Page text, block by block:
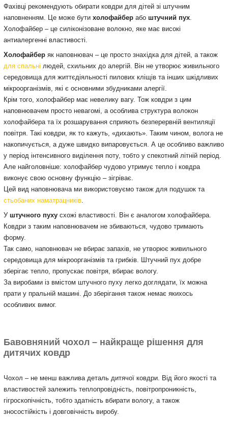
Фахівці рекомендують обирати ковдри для дітей зі штучним
наповненням. Це може бутихолофайберабо штучний пух.
Холофайбер – це силіконізоване волокно, яке має високі
антиалергенні властивості.
Холофайберяк наповнювач – це просто знахідка для дітей, а також
для спальні людей, схильних до алергій. Він не утворює живильного
середовища для життєдіяльності пилових кліщів та інших шкідливих
мікроорганізмів, які є основними збудниками алергії.
Крім того, холофайбер має невелику вагу. Тож ковдри з цим
наповнювачем просто невагомі, а особлива структура волокон
холофайбера та їх розшарування сприяють безперервній вентиляції
повітря. Такі ковдри, як то кажуть, «дихають». Таким чином, волога не
накопичується, а дуже швидко випаровується. А це особливо важливо
у період інтенсивного виділення поту, тобто у спекотний літній період.
Але найголовніше: холофайбер чудово утримує тепло і ковдра
виконує свою основну функцію – зігріває.
Цей вид наповнювача ми використовуємо також для подушок та
стьобаних наматрацників.
У штучного пухусхожі властивості. Він є аналогом холофайбера.
Ковдри з таким наповнювачем не збиваються, чудово тримають
форму.
Так само, наповнювач не вбирає запахів, не утворює живильного
середовища для мікроорганізмів та грибків. Штучний пух добре
зберігає тепло, пропускає повітря, вбирає вологу.
За виробами із вмістом штучного пуху легко доглядати, їх можна
прати у пральній машині. До зберігання також немає якихось
особливих вимог.
Бавовняний чохол – найкраще рішення для
дитячих ковдр
Чохол – не менш важлива деталь дитячої ковдри. Від його якості та
властивостей залежить теплопровідність, повітропроникність,
гігроскопічність, тобто здатність вбирати вологу, а також
зносостійкість і довговічність виробу.